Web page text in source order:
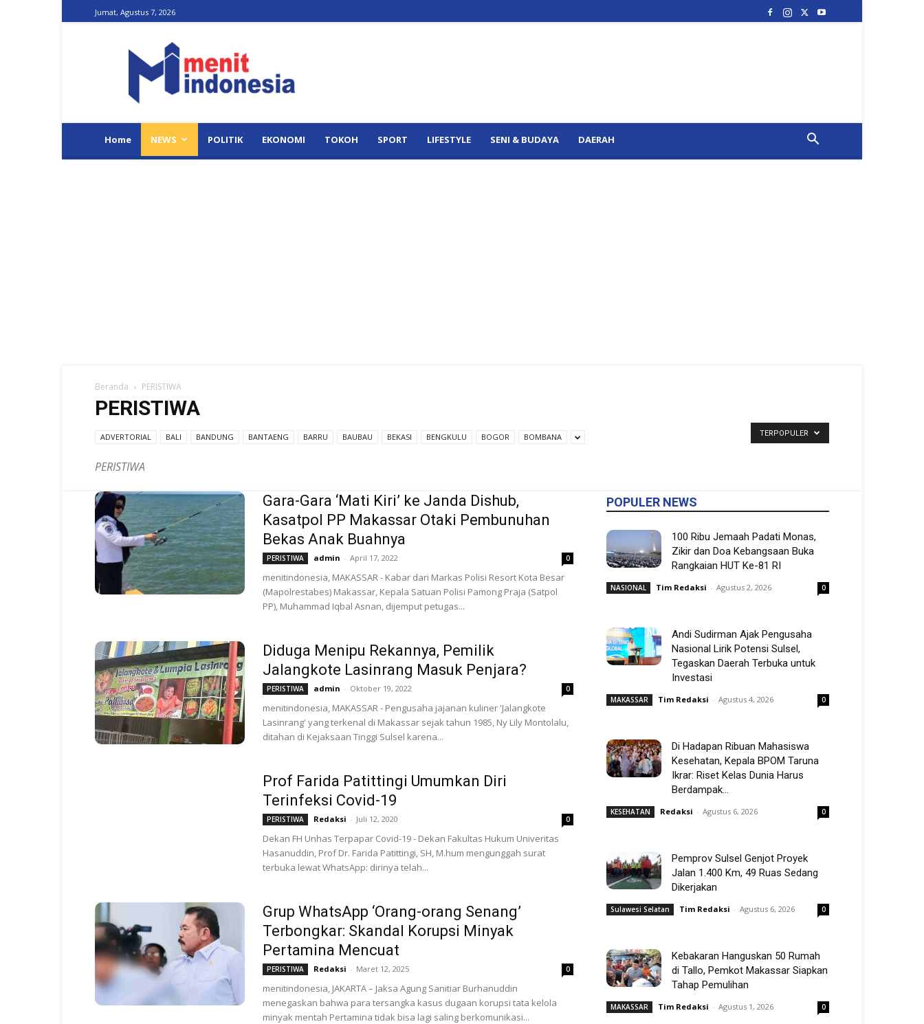
Jumat, Agustus 7, 2026
Indonesia
Home NEWS POLITIK EKONOMI TOKOH SPORT LIFESTYLE SENI & BUDAYA DAERAH
Beranda PERISTIWA
PERISTIWA
ADVERTORIAL BALI BANDUNG BANTAENG BARRU BAUBAU BEKASI BENGKULU BOGOR BOMBANA
PERISTIWA
TERPOPULER
Gara-Gara ‘Mati Kiri’ ke Janda Dishub,
Kasatpol PP Makassar Otaki Pembunuhan
Bekas Anak Buahnya
PERISTIWA admin - April 17, 2022 0
menitindonesia, MAKASSAR - Kabar dari Markas Polisi Resort Kota Besar
(Mapolrestabes) Makassar, Kepala Satuan Polisi Pamong Praja (Satpol
PP), Muhammad Iqbal Asnan, dijemput petugas...
Diduga Menipu Rekannya, Pemilik
Jalangkote Lasinrang Masuk Penjara?
PERISTIWA admin - Oktober 19, 2022 0
menitindonesia, MAKASSAR - Pengusaha jajanan kuliner 'Jalangkote
Lasinrang' yang terkenal di Makassar sejak tahun 1985, Ny Lily Montolalu,
ditahan di Kejaksaan Tinggi Sulsel karena...
Prof Farida Patittingi Umumkan Diri
Terinfeksi Covid-19
PERISTIWA Redaksi - Juli 12, 2020 0
Dekan FH Unhas Terpapar Covid-19 - Dekan Fakultas Hukum Univeritas
Hasanuddin, Prof Dr. Farida Patittingi, SH, M.hum mengunggah surat
terbuka lewat WhatsApp: dirinya telah...
Grup WhatsApp ‘Orang-orang Senang’
Terbongkar: Skandal Korupsi Minyak
Pertamina Mencuat
PERISTIWA Redaksi - Maret 12, 2025 0
menitindonesia, JAKARTA – Jaksa Agung Sanitiar Burhanuddin
menegaskan bahwa para tersangka kasus dugaan korupsi tata kelola
minyak mentah Pertamina tidak bisa lagi saling berkomunikasi...
POPULER NEWS
100 Ribu Jemaah Padati Monas,
Zikir dan Doa Kebangsaan Buka
Rangkaian HUT Ke-81 RI
NASIONAL Tim Redaksi - Agustus 2, 2026 0
Andi Sudirman Ajak Pengusaha
Nasional Lirik Potensi Sulsel,
Tegaskan Daerah Terbuka untuk
Investasi
MAKASSAR Tim Redaksi - Agustus 4, 2026 0
Di Hadapan Ribuan Mahasiswa
Kesehatan, Kepala BPOM Taruna
Ikrar: Riset Kelas Dunia Harus
Berdampak...
KESEHATAN Redaksi - Agustus 6, 2026 0
Pemprov Sulsel Genjot Proyek
Jalan 1.400 Km, 49 Ruas Sedang
Dikerjakan
Sulawesi Selatan Tim Redaksi - Agustus 6, 2026 0
Kebakaran Hanguskan 50 Rumah
di Tallo, Pemkot Makassar Siapkan
Tahap Pemulihan
MAKASSAR Tim Redaksi - Agustus 1, 2026 0